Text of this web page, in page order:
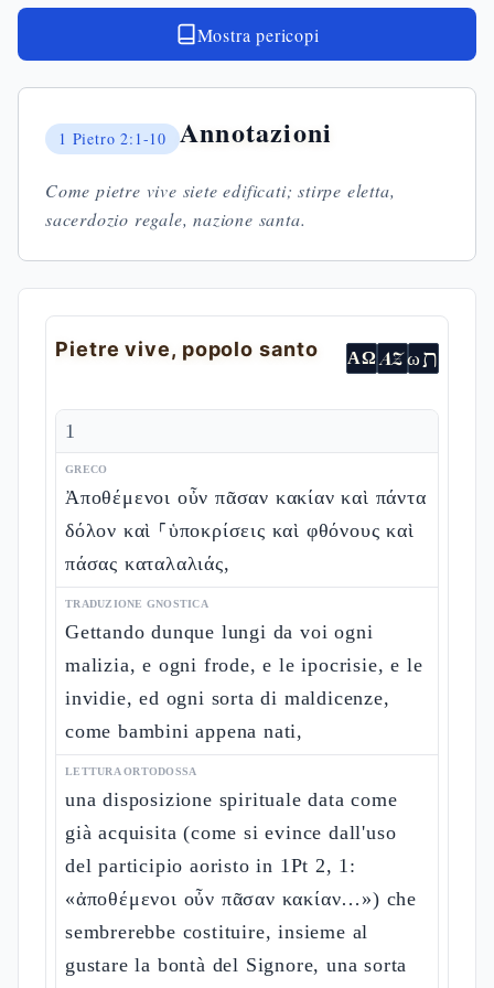
Mostra pericopi
1 Pietro 2:1-10 Annotazioni
Come pietre vive siete edificati; stirpe eletta,
sacerdozio regale, nazione santa.
Pietre vive, popolo santo ΑΩ AZωת
1
GRECO
Ἀποθέμενοι οὖν πᾶσαν κακίαν καὶ πάντα
δόλον καὶ ⸀ὑποκρίσεις καὶ φθόνους καὶ
πάσας καταλαλιάς,
TRADUZIONE GNOSTICA
Gettando dunque lungi da voi ogni
malizia, e ogni frode, e le ipocrisie, e le
invidie, ed ogni sorta di maldicenze,
come bambini appena nati,
LETTURA ORTODOSSA
una disposizione spirituale data come
già acquisita (come si evince dall'uso
del participio aoristo in 1Pt 2, 1:
«ἀποθέμενοι οὖν πᾶσαν κακίαν…») che
sembrerebbe costituire, insieme al
gustare la bontà del Signore, una sorta